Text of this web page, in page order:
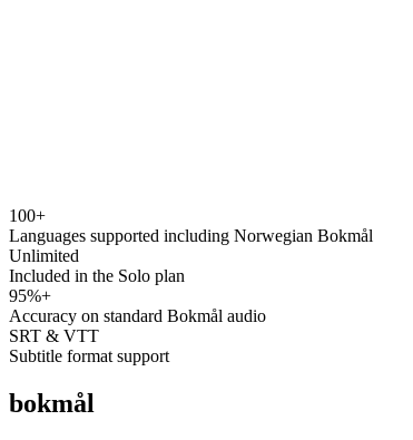
speechyou.com
100+
Languages supported including Norwegian Bokmål
Unlimited
Included in the Solo plan
95%+
Accuracy on standard Bokmål audio
SRT & VTT
Subtitle format support
bokmål